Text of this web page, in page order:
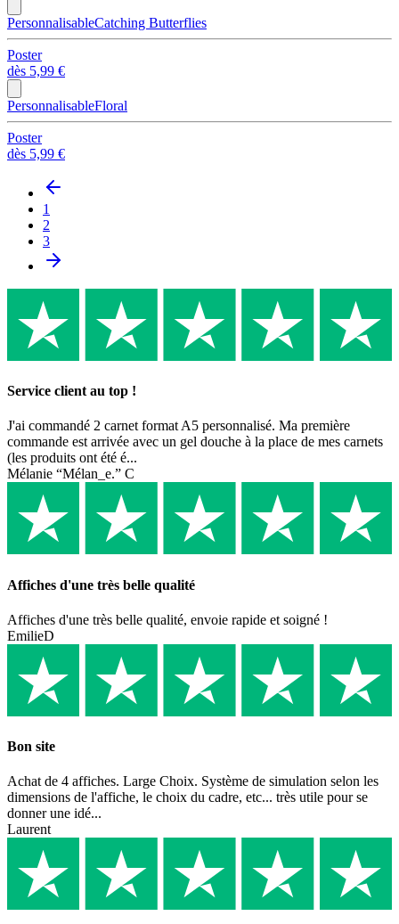
PersonnalisableCatching Butterflies
Poster
dès 5,99 €
PersonnalisableFloral
Poster
dès 5,99 €
1
2
3
Service client au top !
J'ai commandé 2 carnet format A5 personnalisé. Ma première
commande est arrivée avec un gel douche à la place de mes carnets
(les produits ont été é...
Mélanie “Mélan_e.” C
Affiches d'une très belle qualité
Affiches d'une très belle qualité, envoie rapide et soigné !
EmilieD
Bon site
Achat de 4 affiches. Large Choix. Système de simulation selon les
dimensions de l'affiche, le choix du cadre, etc... très utile pour se
donner une idé...
Laurent